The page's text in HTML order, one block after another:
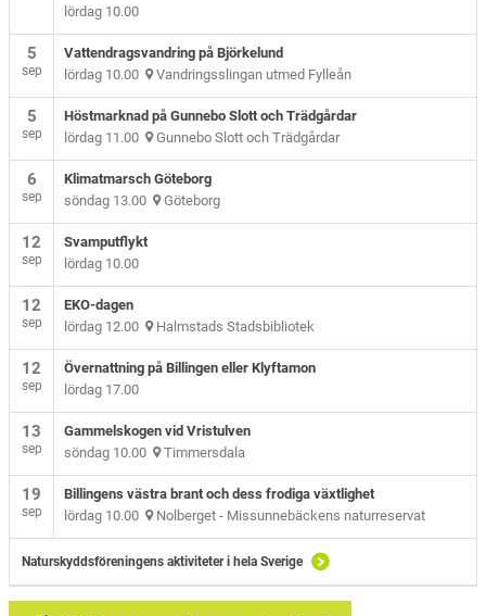
lördag 10.00
5
sep
Vattendragsvandring på Björkelund
lördag 10.00 Vandringsslingan utmed Fylleån
5
sep
Höstmarknad på Gunnebo Slott och Trädgårdar
lördag 11.00 Gunnebo Slott och Trädgårdar
6
sep
Klimatmarsch Göteborg
söndag 13.00 Göteborg
12
sep
Svamputflykt
lördag 10.00
12
sep
EKO-dagen
lördag 12.00 Halmstads Stadsbibliotek
12
sep
Övernattning på Billingen eller Klyftamon
lördag 17.00
13
sep
Gammelskogen vid Vristulven
söndag 10.00 Timmersdala
19
sep
Billingens västra brant och dess frodiga växtlighet
lördag 10.00 Nolberget - Missunnebäckens naturreservat
Naturskyddsföreningens aktiviteter i hela Sverige